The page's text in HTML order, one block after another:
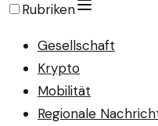
Rubriken
Gesellschaft
Krypto
Mobilität
Regionale